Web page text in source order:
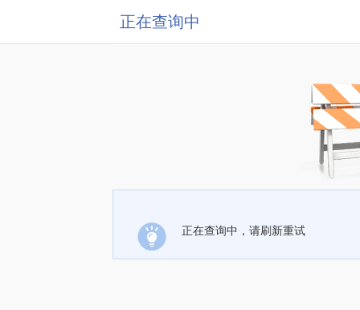
正在查询中
正在查询中，请刷新重试